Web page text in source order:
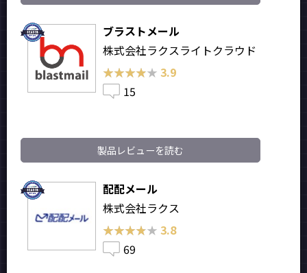
ブラストメール
株式会社ラクスライトクラウド
★★★★★
★★★★★ 3.9
15
製品レビューを読む
配配メール
株式会社ラクス
★★★★★
★★★★★ 3.8
69